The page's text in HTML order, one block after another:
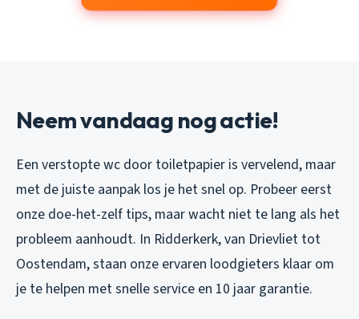
Neem vandaag nog actie!
Een verstopte wc door toiletpapier is vervelend, maar
met de juiste aanpak los je het snel op. Probeer eerst
onze doe-het-zelf tips, maar wacht niet te lang als het
probleem aanhoudt. In Ridderkerk, van Drievliet tot
Oostendam, staan onze ervaren loodgieters klaar om
je te helpen met snelle service en 10 jaar garantie.